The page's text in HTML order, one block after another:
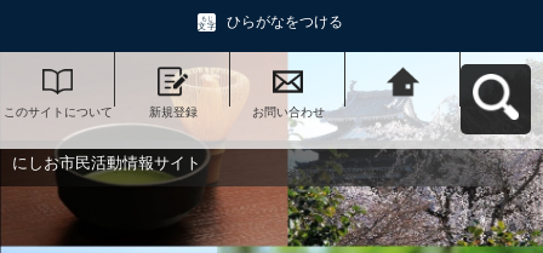
ひらがなをつける
このサイトについて 新規登録 お問い合わせ
にしお市民活動情報
サイトへ戻る
にしお市民活動情報サイト